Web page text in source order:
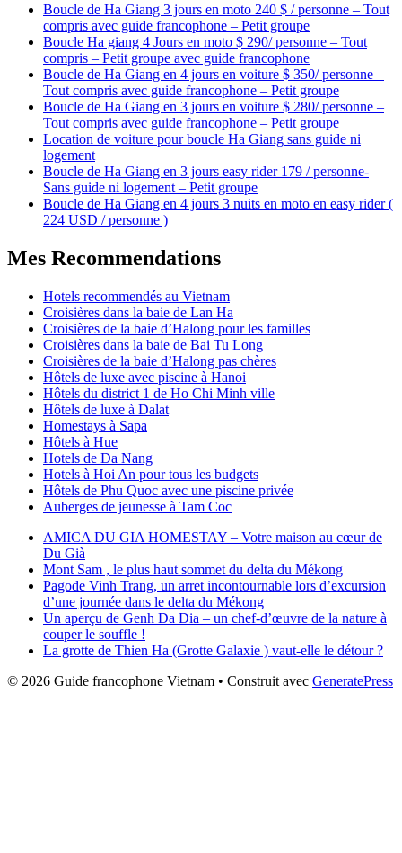
Boucle de Ha Giang 3 jours en moto 240 $ / personne – Tout
compris avec guide francophone – Petit groupe
Boucle Ha giang 4 Jours en moto $ 290/ personne – Tout
compris – Petit groupe avec guide francophone
Boucle de Ha Giang en 4 jours en voiture $ 350/ personne –
Tout compris avec guide francophone – Petit groupe
Boucle de Ha Giang en 3 jours en voiture $ 280/ personne –
Tout compris avec guide francophone – Petit groupe
Location de voiture pour boucle Ha Giang sans guide ni
logement
Boucle de Ha Giang en 3 jours easy rider 179 / personne-
Sans guide ni logement – Petit groupe
Boucle de Ha Giang en 4 jours 3 nuits en moto en easy rider (
224 USD / personne )
Mes Recommendations
Hotels recommendés au Vietnam
Croisières dans la baie de Lan Ha
Croisières de la baie d’Halong pour les familles
Croisières dans la baie de Bai Tu Long
Croisières de la baie d’Halong pas chères
Hôtels de luxe avec piscine à Hanoi
Hôtels du district 1 de Ho Chi Minh ville
Hôtels de luxe à Dalat
Homestays à Sapa
Hôtels à Hue
Hotels de Da Nang
Hotels à Hoi An pour tous les budgets
Hôtels de Phu Quoc avec une piscine privée
Auberges de jeunesse à Tam Coc
AMICA DU GIA HOMESTAY – Votre maison au cœur de
Du Già
Mont Sam , le plus haut sommet du delta du Mékong
Pagode Vinh Trang, un arret incontournable lors d’excursion
d’une journée dans le delta du Mékong
Un aperçu de Genh Da Dia – un chef-d’œuvre de la nature à
couper le souffle !
La grotte de Thien Ha (Grotte Galaxie ) vaut-elle le détour ?
© 2026 Guide francophone Vietnam • Construit avec GeneratePress